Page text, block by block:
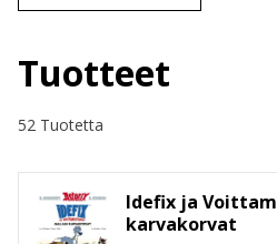
Hinta
Tuotteet
52 Tuotetta
Idefix ja
karvakorvat